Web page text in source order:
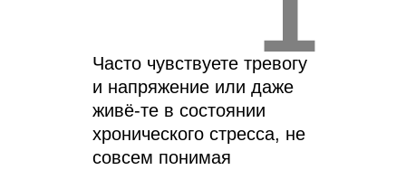
Часто чувствуете тревогу
и напряжение или даже
живё-те в состоянии
хронического стресса, не
совсем понимая